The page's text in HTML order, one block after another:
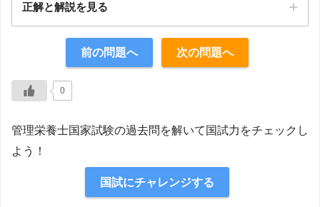
正解と解説を見る
前の問題へ 次の問題へ
0
管理栄養士国家試験の過去問を解いて国試力をチェックし
よう！
国試にチャレンジする